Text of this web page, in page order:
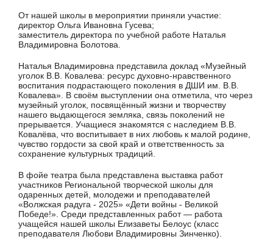
От нашей школы в мероприятии приняли участие:
директор Ольга Ивановна Гусева;
заместитель директора по учебной работе Наталья
Владимировна Болотова.
Наталья Владимировна представила доклад «Музейный
уголок В.В. Ковалева: ресурс духовно-нравственного
воспитания подрастающего поколения в ДШИ им. В.В.
Ковалева». В своём выступлении она отметила, что через
музейный уголок, посвящённый жизни и творчеству
нашего выдающегося земляка, связь поколений не
прерывается. Учащиеся знакомятся с наследием В.В.
Ковалёва, что воспитывает в них любовь к малой родине,
чувство гордости за свой край и ответственность за
сохранение культурных традиций.
В фойе театра была представлена выставка работ
участников Региональной творческой школы для
одаренных детей, молодежи и преподавателей
«Волжская радуга - 2025» «Дети войны - Великой
Победе!». Среди представленных работ — работа
учащейся нашей школы Елизаветы Белоус (класс
преподавателя Любови Владимировны Зинченко).